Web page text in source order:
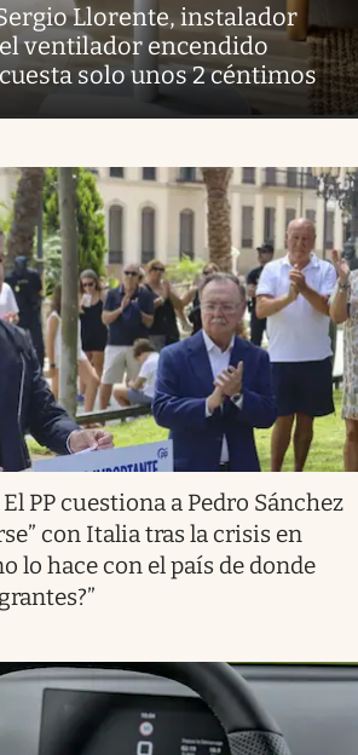
Llorente, instalador
ventilador encendido
solo unos 2 céntimos
El PP cuestiona a Pedro Sánchez
con Italia tras la crisis en
lo hace con el país de donde